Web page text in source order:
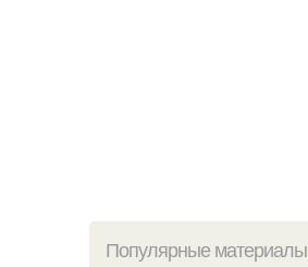
Популярные материалы